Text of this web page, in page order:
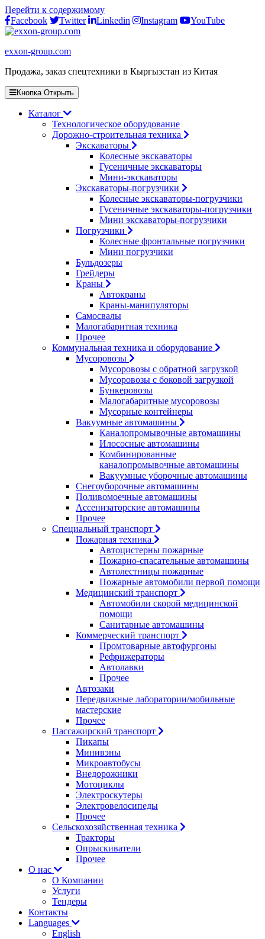
Перейти к содержимому
Facebook
Twitter Linkedin Instagram YouTube
exxon-group.com
Продажа, заказ спецтехники в Кыргызстан из Китая
Кнопка Открыть
Каталог
Технологическое оборудование
Дорожно-строительная техника
Экскаваторы
Колесные экскаваторы
Гусеничные экскаваторы
Мини-экскаваторы
Экскаваторы-погрузчики
Колесные экскаваторы-погрузчики
Гусеничные экскаваторы-погрузчики
Мини экскаваторы-погрузчики
Погрузчики
Колесные фронтальные погрузчики
Мини погрузчики
Бульдозеры
Грейдеры
Краны
Автокраны
Краны-манипуляторы
Самосвалы
Малогабаритная техника
Прочее
Коммунальная техника и оборудование
Мусоровозы
Мусоровозы с обратной загрузкой
Мусоровозы с боковой загрузкой
Бункеровозы
Малогабаритные мусоровозы
Мусорные контейнеры
Вакуумные автомашины
Каналопромывочные автомашины
Илососные автомашины
Комбинированные
каналопромывочные автомашины
Вакуумные уборочные автомашины
Снегоуборочные автомашины
Поливомоечные автомашины
Ассенизаторские автомашины
Прочее
Специальный транспорт
Пожарная техника
Автоцистерны пожарные
Пожарно-спасательные автомашины
Автолестницы пожарные
Пожарные автомобили первой помощи
Медицинский транспорт
Автомобили скорой медицинской
помощи
Санитарные автомашины
Коммерческий транспорт
Промтоварные автофургоны
Рефрижераторы
Автолавки
Прочее
Автозаки
Передвижные лаборатории/мобильные
мастерские
Прочее
Пассажирский транспорт
Пикапы
Минивэны
Микроавтобусы
Внедорожники
Мотоциклы
Электроскутеры
Электровелосипеды
Прочее
Сельскохозяйственная техника
Тракторы
Опрыскиватели
Прочее
О нас
О Компании
Услуги
Тендеры
Контакты
Languages
English